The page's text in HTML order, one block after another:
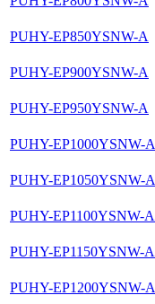
PUHY-EP850YSNW-A
PUHY-EP900YSNW-A
PUHY-EP950YSNW-A
PUHY-EP1000YSNW-A
PUHY-EP1050YSNW-A
PUHY-EP1100YSNW-A
PUHY-EP1150YSNW-A
PUHY-EP1200YSNW-A